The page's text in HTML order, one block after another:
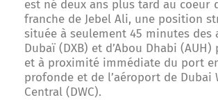
est né deux ans plus tard au coeur
franche de Jebel Ali, une position
située à seulement 45 minutes des
Dubaï (DXB) et d’Abou Dhabi
et à proximité immédiate du port
profonde et de l’aéroport de Dubai
Central (DWC).